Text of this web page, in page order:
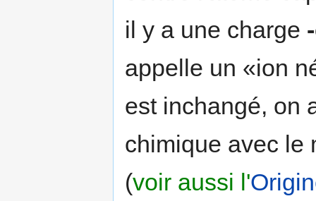
il y a une charge
appelle un «ion
est inchangé, on
chimique avec le
(voir aussi l'